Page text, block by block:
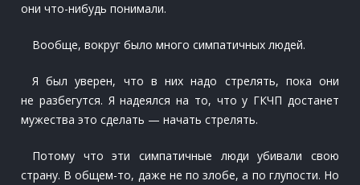
они что-нибудь понимали.
Вообще, вокруг было много симпатичных людей.
Я был уверен, что в них надо стрелять, пока они
не разбегутся. Я надеялся на то, что у ГКЧП достанет
мужества это сделать — начать стрелять.
Потому что эти симпатичные люди убивали свою
страну. В общем-то, даже не по злобе, а по глупости. Но